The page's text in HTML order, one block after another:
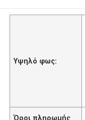
Υψηλό φως:
Όροι πληρωμής